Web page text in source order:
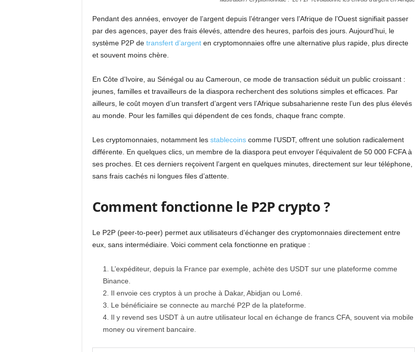
Pendant des années, envoyer de l’argent depuis l’étranger vers l’Afrique de l’Ouest signifiait passer
par des agences, payer des frais élevés, attendre des heures, parfois des jours. Aujourd’hui, le
système P2P de transfert d’argenten cryptomonnaies offre une alternative plus rapide, plus directe
et souvent moins chère.
En Côte d’Ivoire, au Sénégal ou au Cameroun, ce mode de transaction séduit un public croissant :
jeunes, familles et travailleurs de la diaspora recherchent des solutions simples et efficaces. Par
ailleurs, le coût moyen d’un transfert d’argent vers l’Afrique subsaharienne reste l’un des plus élevés
au monde. Pour les familles qui dépendent de ces fonds, chaque franc compte.
Les cryptomonnaies, notamment les stablecoins comme l’USDT, offrent une solution radicalement
différente. En quelques clics, un membre de la diaspora peut envoyer l’équivalent de 50 000 FCFA à
ses proches. Et ces derniers reçoivent l’argent en quelques minutes, directement sur leur téléphone,
sans frais cachés ni longues files d’attente.
Comment fonctionne le P2P crypto ?
Le P2P (peer-to-peer) permet aux utilisateurs d’échanger des cryptomonnaies directement entre
eux, sans intermédiaire. Voici comment cela fonctionne en pratique :
L’expéditeur, depuis la France par exemple, achète des USDT sur une plateforme comme
Binance.
Il envoie ces cryptos à un proche à Dakar, Abidjan ou Lomé.
Le bénéficiaire se connecte au marché P2P de la plateforme.
Il y revend ses USDT à un autre utilisateur local en échange de francs CFA, souvent via mobile
money ou virement bancaire.